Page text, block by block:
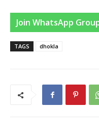
Join WhatsApp
TAGS dhokla